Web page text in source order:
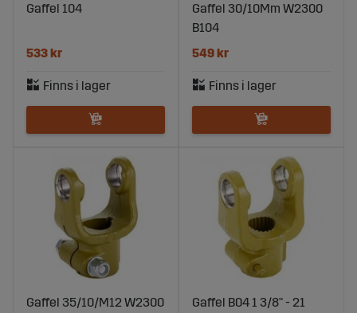
Gaffel 104
533 kr
Gaffel 30/10Mm W2300
B104
549 kr
Gaffel 35/10/M12 W2300
Gaffel B04 1 3/8" - 21